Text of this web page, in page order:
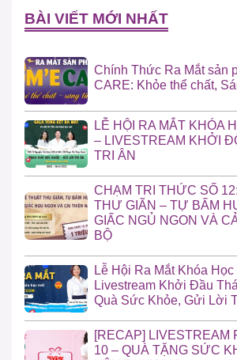
BÀI VIẾT MỚI NHẤT
Chính Thức Ra Mắt sản
CARE: Khỏe thể chất,
LỄ HỘI RA MẮT KHÓA
– LIVESTREAM KHỞI
TRI ÂN
CHẠM TRI THỨC SỐ
THƯ GIÃN – TỰ BẤM
GIẤC NGỦ NGON VÀ
BỘ
Lễ Hội Ra Mắt Khóa
Livestream Khởi Đầu
Quà Sức Khỏe, Gửi Lời
[RECAP] LIVESTREAM
10 – QUÀ TẶNG SỨC